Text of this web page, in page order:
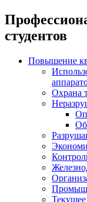
студентов
Повышение
Охрана